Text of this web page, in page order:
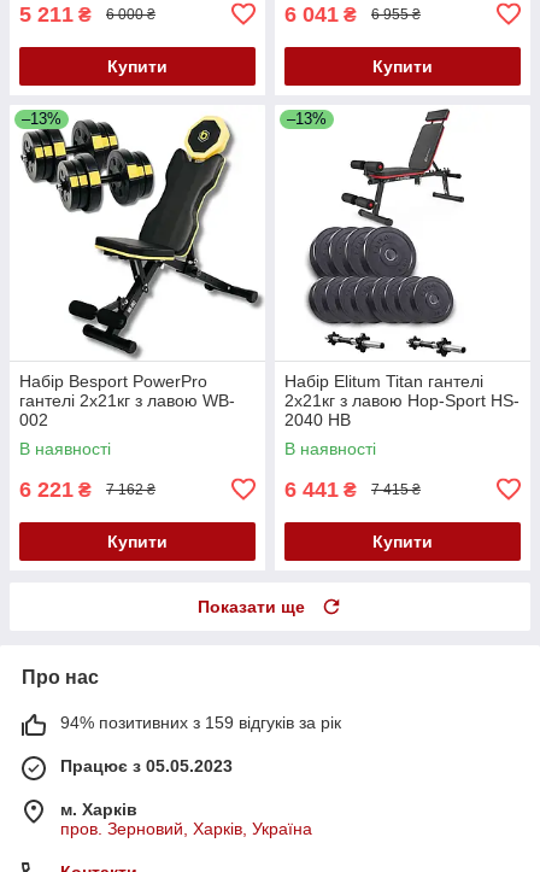
5 211 ₴ 6 000 ₴
Купити
6 041 ₴ 6 955 ₴
Купити
–13%
Набір Besport PowerPro
гантелі 2х21кг з лавою WB-
002
В наявності
6 221 ₴ 7 162 ₴
Купити
–13%
Набір Elitum Titan гантелі
2х21кг з лавою Hop-Sport HS-
2040 НВ
В наявності
6 441 ₴ 7 415 ₴
Купити
Показати ще
Про нас
94% позитивних з 159 відгуків за рік
Працює з 05.05.2023
м. Харків
пров. Зерновий, Харків, Україна